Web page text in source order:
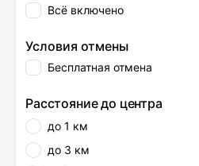
Всё включено
Условия отмены
Бесплатная отмена
Расстояние до центра
до 1 км
до 3 км